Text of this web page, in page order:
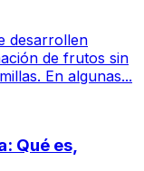
desarrollen
de frutos sin
En algunas...
Qué es,